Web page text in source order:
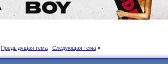
Предыдущая тема| Следующая тема »